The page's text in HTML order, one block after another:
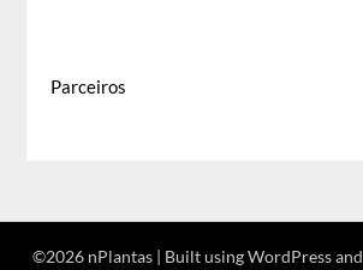
Parceiros
©2026 nPlantas | Built using WordPress and